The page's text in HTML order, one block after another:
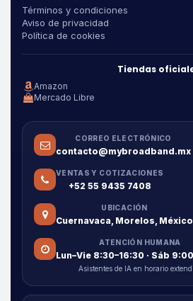
Términos y condiciones
Aviso de privacidad
Política de cookies
Tiendas
Amazon
Mercado Libre
CORREO ELECTRÓNICO
contacto@mybroadband.mx
VENTAS Y COTIZACIONES
+52 55 9435 7408
UBICACIÓN
Cuernavaca, Morelos, México
ATENCIÓN HUMANA
Lun–Vie 8:30–16:30 · Sáb
Asistentes de IA en horario